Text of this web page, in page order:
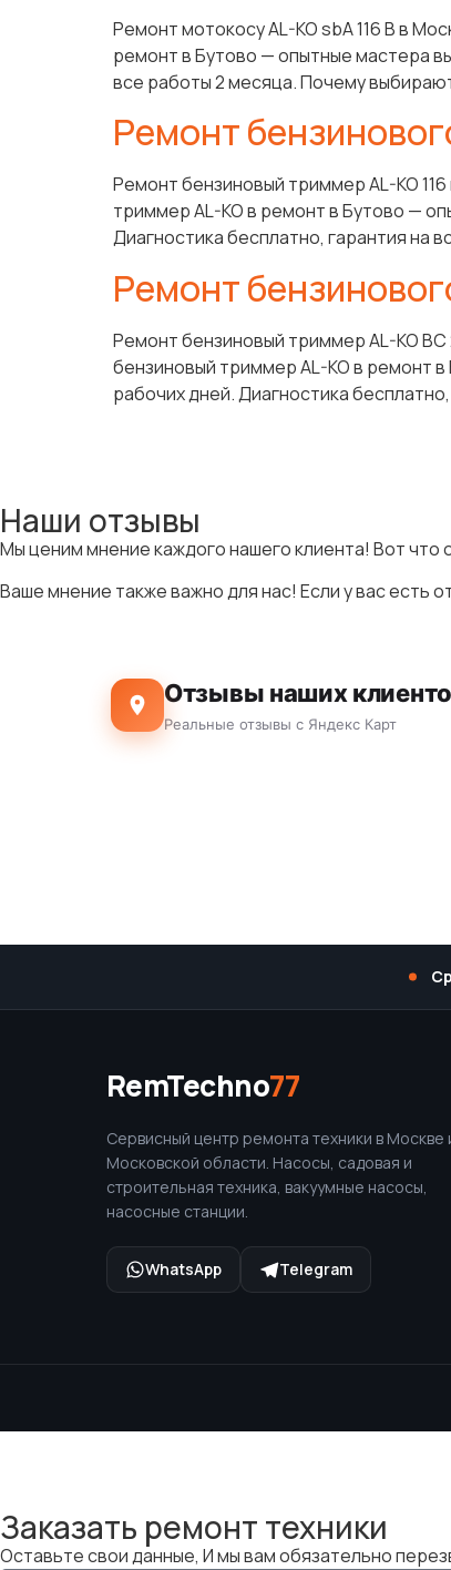
Ремонт мотокосу AL-KO sbA 116 B в
ремонт в Бутово — опытные мастера
все работы 2 месяца. Почему
Ремонт
Ремонт бензиновый триммер AL-KO
триммер AL-KO в ремонт в Бутово —
Диагностика бесплатно, гарантия на
Ремонт
Ремонт бензиновый триммер AL-KO
бензиновый триммер AL-KO в ремонт
рабочих дней. Диагностика
Наши отзывы
Мы ценим мнение каждого нашего клиента! Вот что
Ваше мнение также важно для нас! Если у вас есть
Отзывы наших
Реальные отзывы с Яндекс Карт
RemTechno77
Сервисный центр ремонта техники в Москве
Московской области. Насосы, садовая и
строительная техника, вакуумные насосы,
насосные станции.
WhatsApp Telegram
Заказать ремонт техники
Оставьте свои данные, И мы вам обязательно